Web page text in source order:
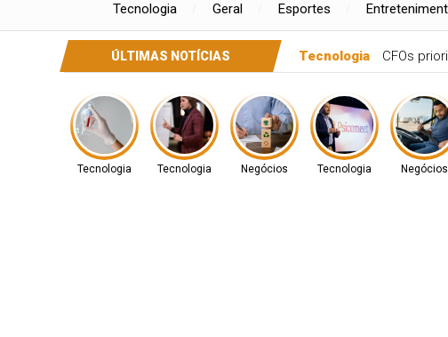
Tecnologia Geral Esportes
ÚLTIMAS NOTÍCIAS Negócios Cetrel leva
Tecnologia Tecnologia Negócios Tecnologia Negócios